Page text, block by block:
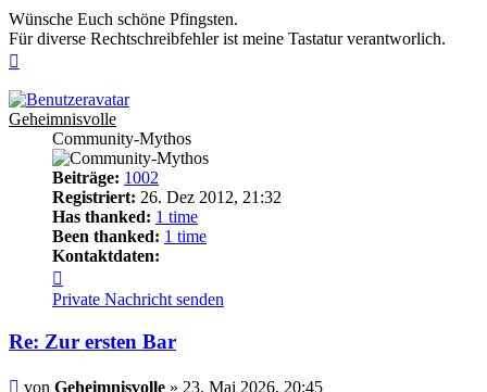
Wünsche Euch schöne Pfingsten.
Für diverse Rechtschreibfehler ist meine Tastatur verantworlich.
Geheimnisvolle
Community-Mythos
Beiträge: 1002
Registriert: 26. Dez 2012, 21:32
Has thanked: 1 time
Been thanked: 1 time
Kontaktdaten:
von
Geheimnisvolle
Private Nachricht senden
Re: Zur ersten Bar
Beitrag
von Geheimnisvolle » 23. Mai 2026, 20:45